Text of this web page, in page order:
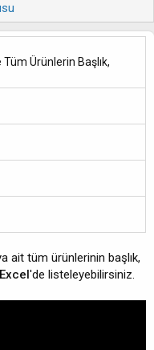
Ürünlerin Başlık,
ait tüm ürünlerinin başlık,
Excel 'de listeleyebilirsiniz.